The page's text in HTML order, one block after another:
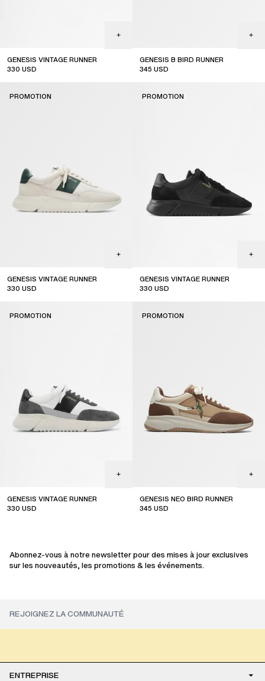
GENESIS VINTAGE RUNNER
330 USD
GENESIS B BIRD RUNNER
345 USD
GENESIS VINTAGE RUNNER
330 USD
PROMOTION
GENESIS VINTAGE RUNNER
330 USD
PROMOTION
GENESIS VINTAGE RUNNER
330 USD
PROMOTION
GENESIS NEO BIRD RUNNER
345 USD
PROMOTION
Abonnez-vous à notre newsletter pour des mises à jour exclusives
sur les nouveautés, les promotions & les événements.
ENTREPRISE